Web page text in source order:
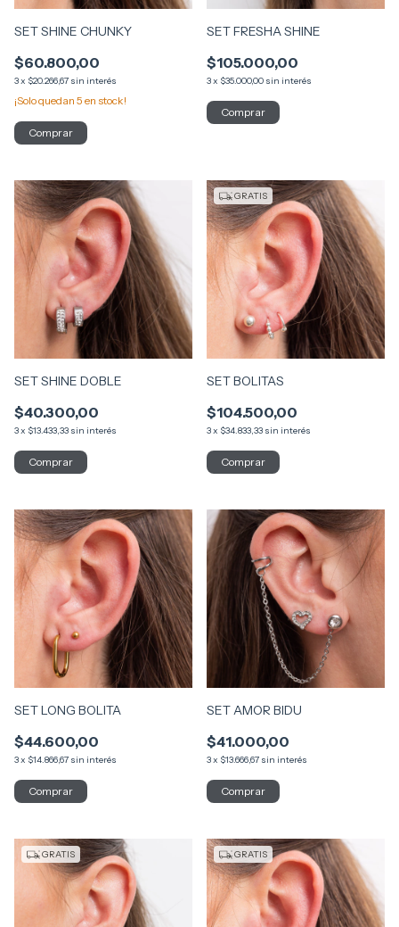
SET SHINE CHUNKY
$60.800,00
3x $20.266,67 sin interés
¡Solo quedan 5 en stock!
SET FRESHA SHINE
$105.000,00
3x $35.000,00 sin interés
SET SHINE DOBLE
$40.300,00
3x $13.433,33 sin interés
GRATIS
SET BOLITAS
$104.500,00
3x $34.833,33 sin interés
SET LONG BOLITA
$44.600,00
3x $14.866,67 sin interés
SET AMOR BIDU
$41.000,00
3x $13.666,67 sin interés
GRATIS GRATIS